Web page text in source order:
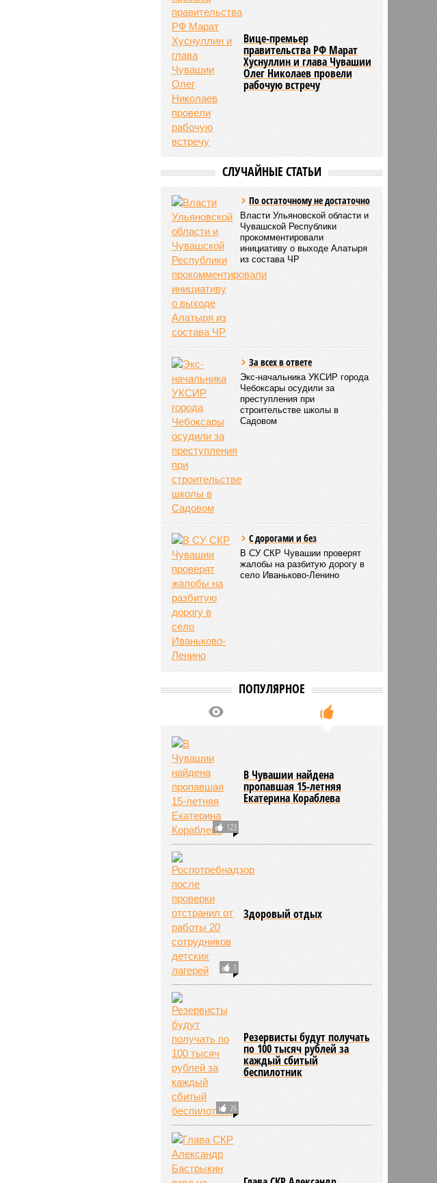
Вице-премьер
правительства РФ Марат
Хуснуллин и глава Чувашии
Олег Николаев провели
рабочую встречу
СЛУЧАЙНЫЕ СТАТЬИ
По остаточному не достаточно
Власти Ульяновской области и
Чувашской Республики
прокомментировали
инициативу о выходе Алатыря
из состава ЧР
За всех в ответе
Экс-начальника УКСИР города
Чебоксары осудили за
преступления при
строительстве школы в
Садовом
С дорогами и без
В СУ СКР Чувашии проверят
жалобы на разбитую дорогу в
село Иваньково-Ленино
ПОПУЛЯРНОЕ
123
В Чувашии найдена
пропавшая 15-летняя
Екатерина Кораблева
1
Здоровый отдых
26
Резервисты будут получать
по 100 тысяч рублей за
каждый сбитый
беспилотник